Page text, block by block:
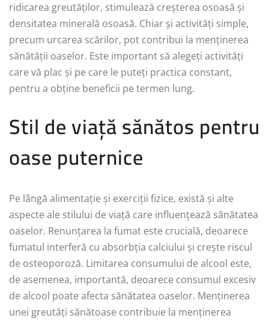
ridicarea greutăților, stimulează creșterea osoasă și
densitatea minerală osoasă. Chiar și activități simple,
precum urcarea scărilor, pot contribui la menținerea
sănătății oaselor. Este important să alegeți activități
care vă plac și pe care le puteți practica constant,
pentru a obține beneficii pe termen lung.
Stil de viață sănătos pentru
oase puternice
Pe lângă alimentație și exerciții fizice, există și alte
aspecte ale stilului de viață care influențează sănătatea
oaselor. Renunțarea la fumat este crucială, deoarece
fumatul interferă cu absorbția calciului și crește riscul
de osteoporoză. Limitarea consumului de alcool este,
de asemenea, importantă, deoarece consumul excesiv
de alcool poate afecta sănătatea oaselor. Menținerea
unei greutăți sănătoase contribuie la menținerea